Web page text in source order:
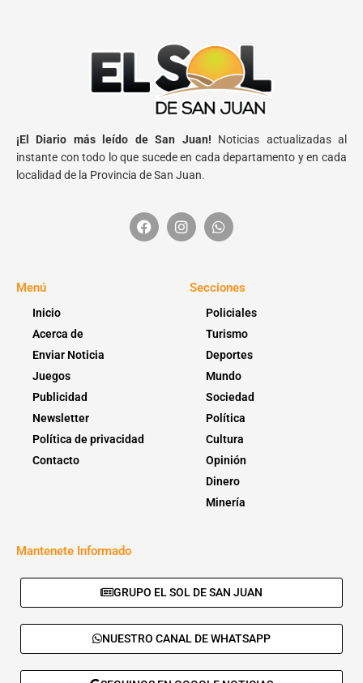
¡El Diario más leído de San Juan! Noticias actualizadas al
instante con todo lo que sucede en cada departamento y en cada
localidad de la Provincia de San Juan.
Menú
Inicio
Acerca de
Enviar Noticia
Juegos
Publicidad
Newsletter
Política de privacidad
Contacto
Secciones
Policiales
Turismo
Deportes
Mundo
Sociedad
Política
Cultura
Opinión
Dinero
Minería
Mantenete Informado
GRUPO EL SOL DE SAN JUAN
NUESTRO CANAL DE WHATSAPP